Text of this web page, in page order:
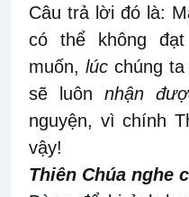
Câu trả lời đó là:
có thể không
muốn, lúcchúng ta
sẽ luôn nhận
nguyện, vì chính
vậy!
Thiên Chúa nghe